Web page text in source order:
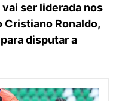
ser liderada nos
Cristiano Ronaldo,
disputar a